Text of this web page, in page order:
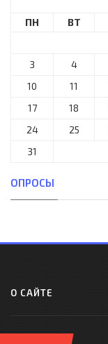
ПН ВТ
3
4
10
11
17
18
24
25
31
ОПРОСЫ
О САЙТЕ